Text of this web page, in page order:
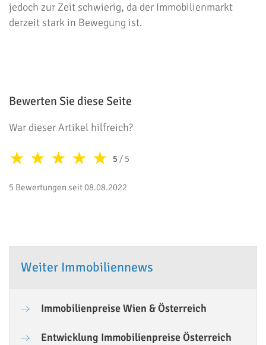
jedoch zur Zeit schwierig, da der Immobilienmarkt
derzeit stark in Bewegung ist.
Bewerten Sie diese Seite
War dieser Artikel hilfreich?
★
★
★
★
★ 5 / 5
5 Bewertungen seit 08.08.2022
Weiter Immobiliennews
Immobilienpreise Wien & Österreich
Entwicklung Immobilienpreise Österreich